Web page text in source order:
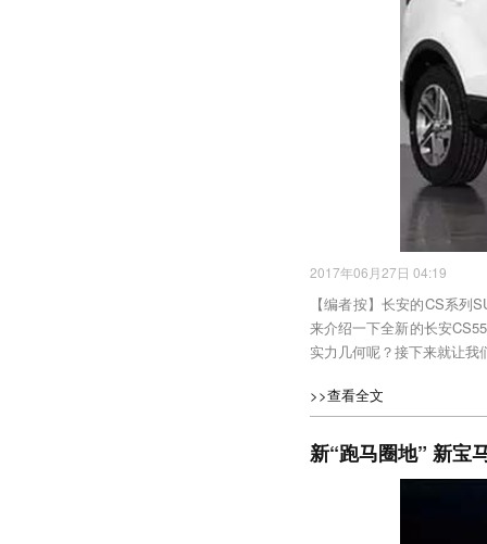
2017年06月27日 04:19
【编者按】长安的CS系
来介绍一下全新的长安
实力几何呢？接下来就让我
>>查看全文
新“跑马圈地” 新宝